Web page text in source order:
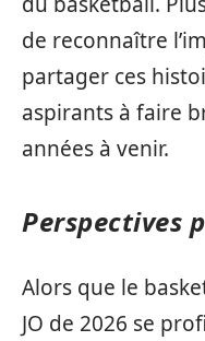
de reconnaître
partager ces
aspirants à faire
années à venir.
Perspectives
Alors que le
JO de 2026 se